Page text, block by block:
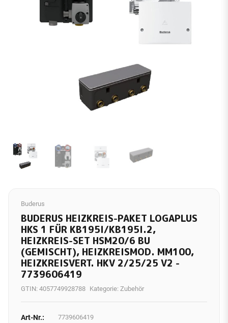
Buderus
BUDERUS HEIZKREIS-PAKET LOGAPLUS
HKS 1 FÜR KB195I/KB195I.2,
HEIZKREIS-SET HSM20/6 BU
(GEMISCHT), HEIZKREISMOD. MM100,
HEIZKREISVERT. HKV 2/25/25 V2 -
7739606419
GTIN: 4057749928788 Kategorie: Zubehör
Art-Nr.: 7739606419